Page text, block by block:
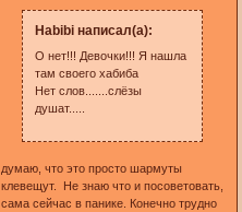
Habibi написал(а):
О нет!!! Девочки!!! Я нашла
там своего хабиба
Нет слов.......слёзы
душат.....
думаю, что это просто шармуты
клевещут. Не знаю что и посоветовать,
сама сейчас в панике. Конечно трудно